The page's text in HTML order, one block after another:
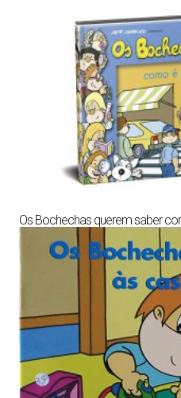
Os Bochechas querem saber